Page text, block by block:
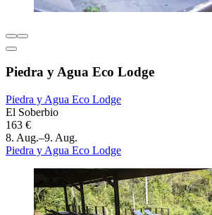
Piedra y Agua Eco Lodge
Piedra y Agua Eco Lodge
El Soberbio
163 €
8. Aug.–9. Aug.
Piedra y Agua Eco Lodge